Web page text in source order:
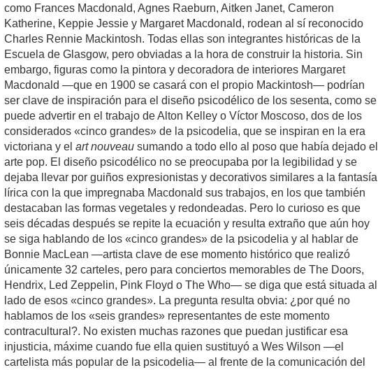
como Frances Macdonald, Agnes Raeburn, Aitken Janet, Cameron
Katherine, Keppie Jessie y Margaret Macdonald, rodean al sí reconocido
Charles Rennie Mackintosh. Todas ellas son integrantes históricas de la
Escuela de Glasgow, pero obviadas a la hora de construir la historia. Sin
embargo, figuras como la pintora y decoradora de interiores Margaret
Macdonald ―que en 1900 se casará con el propio Mackintosh― podrían
ser clave de inspiración para el diseño psicodélico de los sesenta, como se
puede advertir en el trabajo de Alton Kelley o Víctor Moscoso, dos de los
considerados «cinco grandes» de la psicodelia, que se inspiran en la era
victoriana y elart nouveau sumando a todo ello al poso que había dejado el
arte pop. El diseño psicodélico no se preocupaba por la legibilidad y se
dejaba llevar por guiños expresionistas y decorativos similares a la fantasía
lírica con la que impregnaba Macdonald sus trabajos, en los que también
destacaban las formas vegetales y redondeadas. Pero lo curioso es que
seis décadas después se repite la ecuación y resulta extraño que aún hoy
se siga hablando de los «cinco grandes» de la psicodelia y al hablar de
Bonnie MacLean ―artista clave de ese momento histórico que realizó
únicamente 32 carteles, pero para conciertos memorables de The Doors,
Hendrix, Led Zeppelin, Pink Floyd o The Who― se diga que está situada al
lado de esos «cinco grandes». La pregunta resulta obvia: ¿por qué no
hablamos de los «seis grandes» representantes de este momento
contracultural?. No existen muchas razones que puedan justificar esa
injusticia, máxime cuando fue ella quien sustituyó a Wes Wilson ―el
cartelista más popular de la psicodelia― al frente de la comunicación del